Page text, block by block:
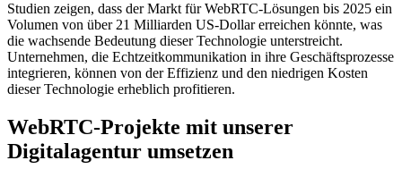
Studien zeigen, dass der Markt für WebRTC-Lösungen bis 2025 ein
Volumen von über 21 Milliarden US-Dollar erreichen könnte, was
die wachsende Bedeutung dieser Technologie unterstreicht.
Unternehmen, die Echtzeitkommunikation in ihre Geschäftsprozesse
integrieren, können von der Effizienz und den niedrigen Kosten
dieser Technologie erheblich profitieren.
WebRTC-Projekte mit unserer
Digitalagentur umsetzen